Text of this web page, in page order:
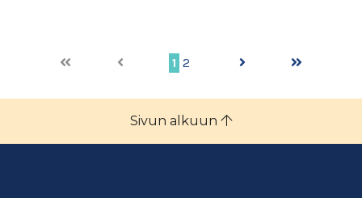
1 2
Sivun alkuun